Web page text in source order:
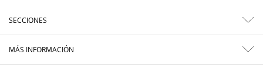
SECCIONES
MÁS INFORMACIÓN